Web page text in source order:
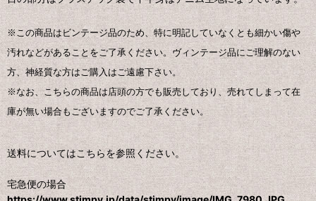
※この商品はビンテージ品のため、特に明記していなくとも細かい傷や
汚れなどがあることをご了承ください。ヴィンテージ品にご理解のない
方、神経質な方はご購入はご遠慮下さい。
※なお、こちらの商品は店頭の方でも販売しており、売れてしまって在
庫が無い場合もございますのでご了承ください。
送料についてはこちらを参照ください。
宅急便の場合